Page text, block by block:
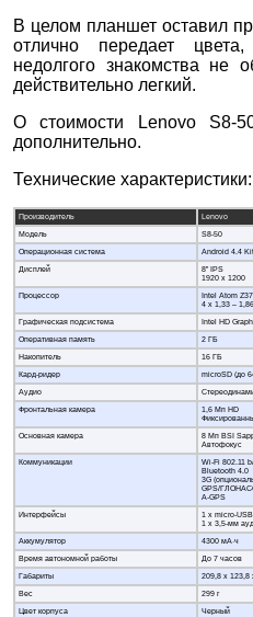
В целом планшет оставил
отлично передает
недолгого знакомства не
действительно легкий.
О стоимости Lenovo S8-
дополнительно.
Технические характеристики:
Производитель
Lenovo
Модель
S8-50
Операционная система
Android 4.4
Дисплей
8” IPS
1920 х 1200
Процессор
Intel Atom
4 x 1,33 –
Графическая подсистема
Intel HD
Оперативная память
2 ГБ
Накопитель
16 ГБ
Кард-ридер
microSD (до
Аудио
Фронтальная камера
1,6 Мп HD
Основная камера
8 Мп BSI
Автофокус
Коммуникации
Wi-Fi 802.11
Bluetooth 4.0
3G
GPS/
A-GPS
Интерфейсы
1 x micro-USB
1 x 3,5-мм
Аккумулятор
4300 мА·ч
Время автономной работы
До 7 часов
Габариты
209,8 х 123,8
Вес
299 г
Цвет корпуса
Черный